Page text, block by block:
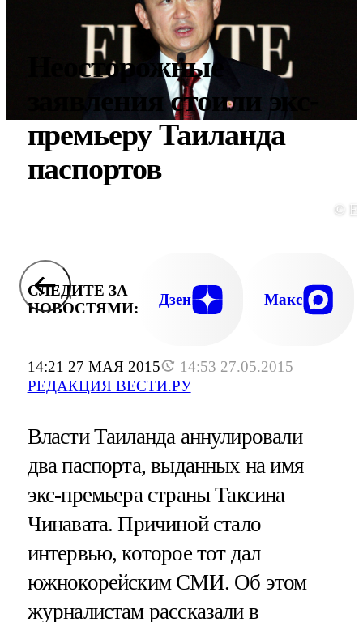
14:21 27 МАЯ 2015
14:53 27.05.2015
РЕДАКЦИЯ ВЕСТИ.РУ
Неосторожные
заявления стоили экс-
премьеру Таиланда
паспортов
©
СЛЕДИТЕ ЗА
НОВОСТЯМИ:
Дзен Макс
Власти Таиланда аннулировали
два паспорта, выданных на имя
экс-премьера страны Таксина
Чинавата. Причиной стало
интервью, которое тот дал
южнокорейским СМИ. Об этом
журналистам рассказали в